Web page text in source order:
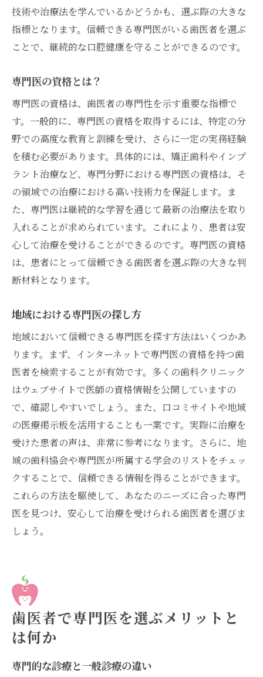
専門医の選定基準と注意点
専門医の治療方針の確認
費用と治療内容の透明性
治療前のリスク説明の徹底
患者の問い合わせへの柔軟な対応
技術や治療法を学んでいるかどうかも、選ぶ際の大きな
指標となります。信頼できる専門医がいる歯医者を選ぶ
ことで、継続的な口腔健康を守ることができるのです。
専門医の資格とは？
専門医の資格は、歯医者の専門性を示す重要な指標で
す。一般的に、専門医の資格を取得するには、特定の分
野での高度な教育と訓練を受け、さらに一定の実務経験
を積む必要があります。具体的には、矯正歯科やインプ
ラント治療など、専門分野における専門医の資格は、そ
の領域での治療における高い技術力を保証します。ま
た、専門医は継続的な学習を通じて最新の治療法を取り
入れることが求められています。これにより、患者は安
心して治療を受けることができるのです。専門医の資格
は、患者にとって信頼できる歯医者を選ぶ際の大きな判
断材料となります。
地域における専門医の探し方
地域において信頼できる専門医を探す方法はいくつかあ
ります。まず、インターネットで専門医の資格を持つ歯
医者を検索することが有効です。多くの歯科クリニック
はウェブサイトで医師の資格情報を公開していますの
で、確認しやすいでしょう。また、口コミサイトや地域
の医療掲示板を活用することも一案です。実際に治療を
受けた患者の声は、非常に参考になります。さらに、地
域の歯科協会や専門医が所属する学会のリストをチェッ
クすることで、信頼できる情報を得ることができます。
これらの方法を駆使して、あなたのニーズに合った専門
医を見つけ、安心して治療を受けられる歯医者を選びま
しょう。
歯医者で専門医を選ぶメリットと
は何か
専門的な診療と一般診療の違い